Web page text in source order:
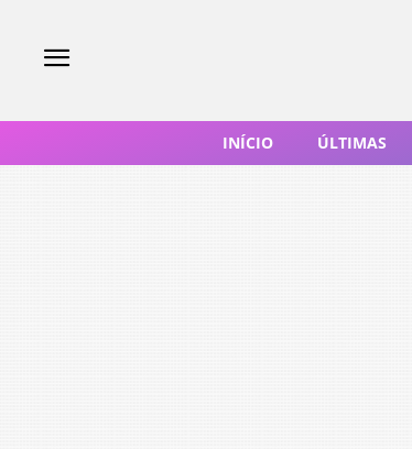
INÍCIO ÚLTIMAS